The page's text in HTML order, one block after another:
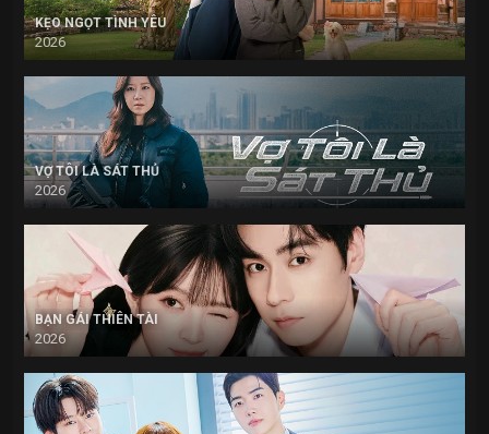
KẸO NGỌT TÌNH YÊU
2026
VỢ TÔI LÀ SÁT THỦ
2026
BẠN GÁI THIÊN TÀI
2026